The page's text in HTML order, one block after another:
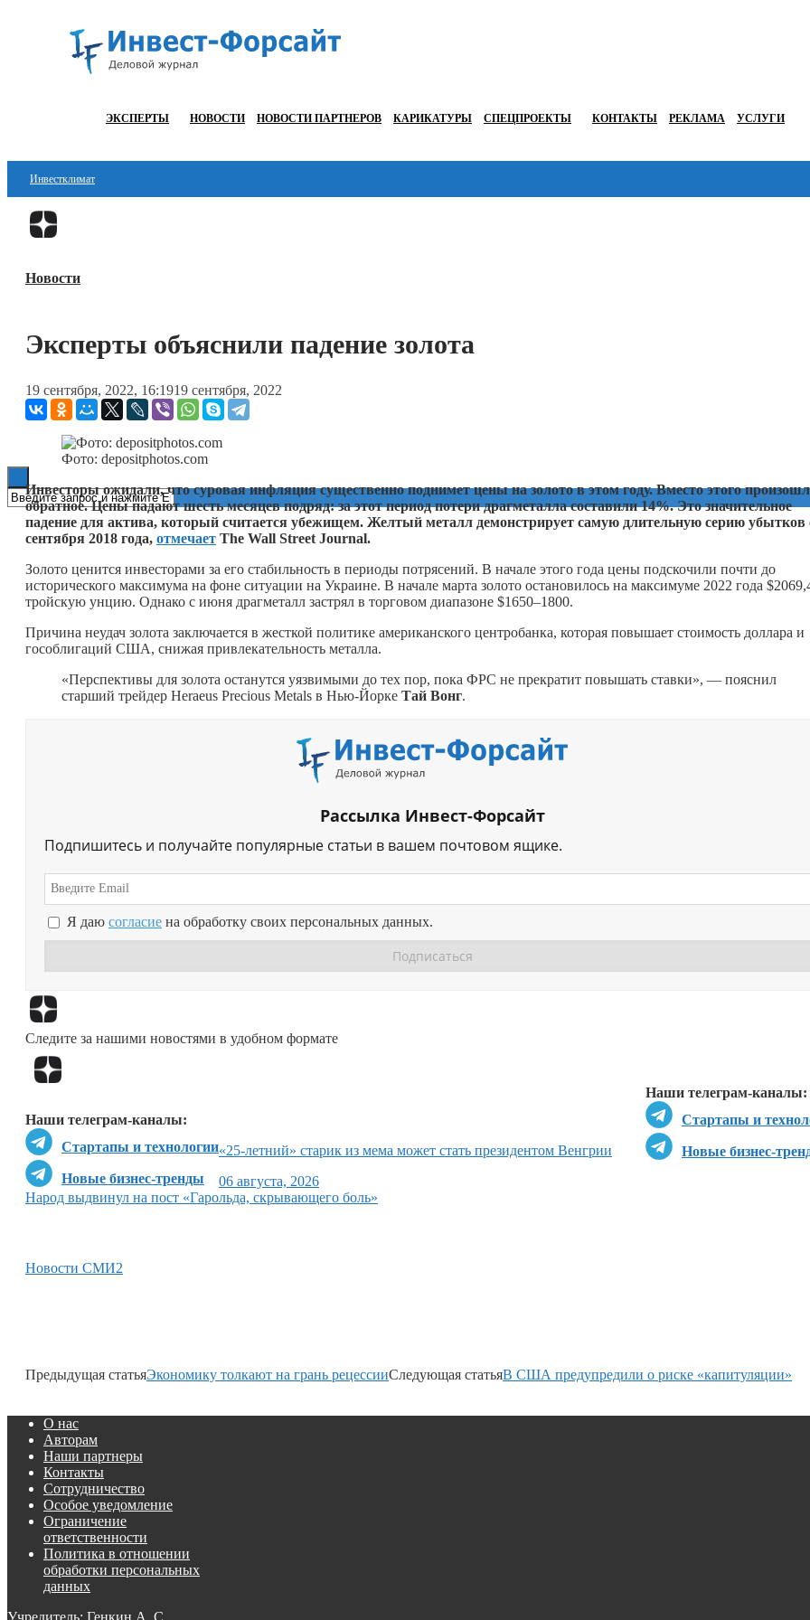
ЭКСПЕРТЫ НОВОСТИ НОВОСТИ ПАРТНЕРОВ КАРИКАТУРЫ СПЕЦПРОЕКТЫ КОНТАКТЫ РЕКЛАМА УСЛУГИ
Инвестклимат
Финансы
Блокчейн
ESG
Новости
Эксперты объяснили падение золота
19 сентября, 2022, 16:1919 сентября, 2022
Фото: depositphotos.com
Инвесторы ожидали, что суровая инфляция существенно поднимет цены на золото в этом году. Вместо этого
обратное. Цены падают шесть месяцев подряд: за этот период потери драгметалла составили 14%. Это значительное
падение для актива, который считается убежищем. Желтый металл демонстрирует самую длительную серию убытков
сентября 2018 года, отмечает The Wall Street Journal.
Золото ценится инвесторами за его стабильность в периоды потрясений. В начале этого года цены подскочили почти до
исторического максимума на фоне ситуации на Украине. В начале марта золото остановилось на максимуме 2022 года
тройскую унцию. Однако с июня драгметалл застрял в торговом диапазоне $1650–1800.
Причина неудач золота заключается в жесткой политике американского центробанка, которая повышает стоимость доллара и
гособлигаций США, снижая привлекательность металла.
«Перспективы для золота останутся уязвимыми до тех пор, пока ФРС не прекратит повышать ставки», — пояснил
старший трейдер Heraeus Precious Metals в Нью-Йорке Тай Вонг.
Рассылка Инвест-Форсайт
Подпишитесь и получайте популярные статьи в вашем почтовом ящике.
Я даю согласие на обработку своих персональных данных.
Следите за нашими новостями в удобном формате
Наши телеграм-каналы:
Стартапы и
Новые бизнес-
Наши телеграм-каналы:
Стартапы и технологии
Новые бизнес-тренды
«25-летний» старик из мема может стать президентом Венгрии
06 августа, 2026
Народ выдвинул на пост «Гарольда, скрывающего боль»
Новости СМИ2
Предыдущая статьяЭкономику толкают на грань рецессииСледующая статьяВ США предупредили о риске «капитуляции»
О нас
Авторам
Наши партнеры
Контакты
Сотрудничество
Особое уведомление
Ограничение
ответственности
Политика в отношении
обработки персональных
данных